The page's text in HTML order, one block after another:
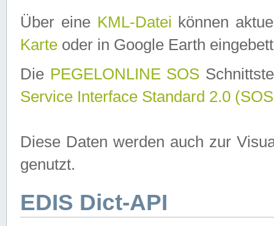
Über eine KML-Datei können
Karte oder in Google Earth
Die PEGELONLINE SOS
Service Interface Standard 2.0
Diese Daten werden auch zur
genutzt.
EDIS Dict-API